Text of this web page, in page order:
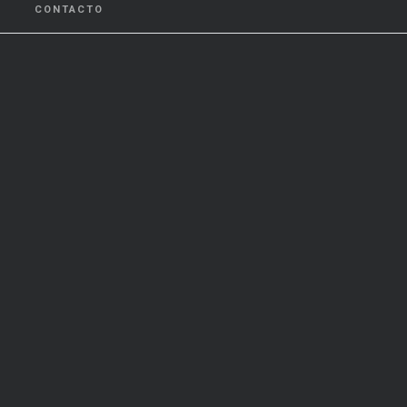
CONTACTO